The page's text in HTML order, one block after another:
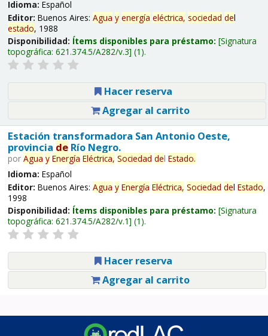
Idioma: Español
Editor: Buenos Aires: Agua y energía eléctrica, sociedad del
estado, 1988
Disponibilidad: Ítems disponibles para préstamo: Signatura
topográfica: 621.374.5/A282/v.3 (1).
Hacer reserva
Agregar al carrito
Estación transformadora San Antonio Oeste,
provincia deRío Negro.
por Agua y Energía Eléctrica, Sociedad del Estado.
Idioma: Español
Editor: Buenos Aires: Agua y Energía Eléctrica, Sociedad del Estado,
1998
Disponibilidad: Ítems disponibles para préstamo: Signatura
topográfica: 621.374.5/A282/v.1 (1).
Hacer reserva
Agregar al carrito